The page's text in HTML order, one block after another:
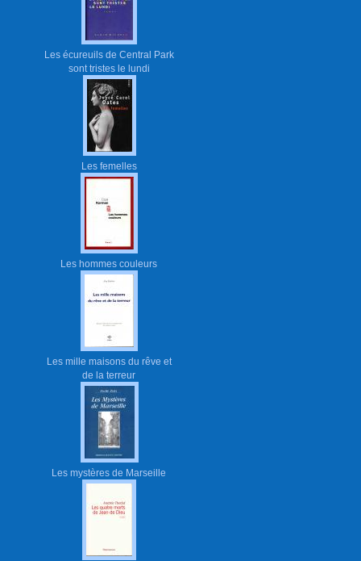
Les écureuils de Central Park
sont tristes le lundi
Les femelles
Les hommes couleurs
Les mille maisons du rêve et
de la terreur
Les mystères de Marseille